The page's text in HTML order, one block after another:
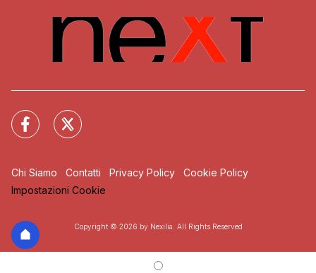
Chi Siamo Contatti Privacy Policy
Cookie Policy
Impostazioni Cookie
Copyright © 2026 by Nexilia. All Rights Reserved